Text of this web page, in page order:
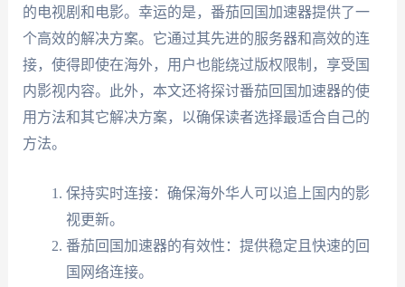
的电视剧和电影。幸运的是，番茄回国加速器提供了一
个高效的解决方案。它通过其先进的服务器和高效的连
接，使得即使在海外，用户也能绕过版权限制，享受国
内影视内容。此外，本文还将探讨番茄回国加速器的使
用方法和其它解决方案，以确保读者选择最适合自己的
方法。
保持实时连接：确保海外华人可以追上国内的影
视更新。
番茄回国加速器的有效性：提供稳定且快速的回
国网络连接。